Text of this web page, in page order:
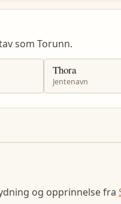
som Torunn.
Thora
Jentenavn
og opprinnelse fra